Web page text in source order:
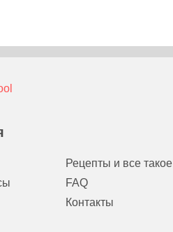
Рецепты и все такое
FAQ
Контакты